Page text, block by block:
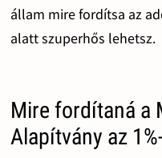
állam mire fordítsa az
alatt szuperhős lehetsz.
Mire fordítaná a
Alapítvány az